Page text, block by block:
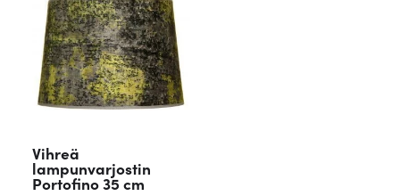
Vihreä
lampunvarjostin
Portofino 35 cm